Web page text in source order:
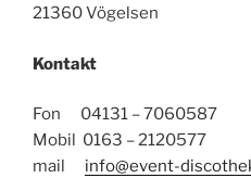
21360 Vögelsen
Kontakt
Fon 04131 – 7060587
Mobil 0163 – 2120577
mail info@event-